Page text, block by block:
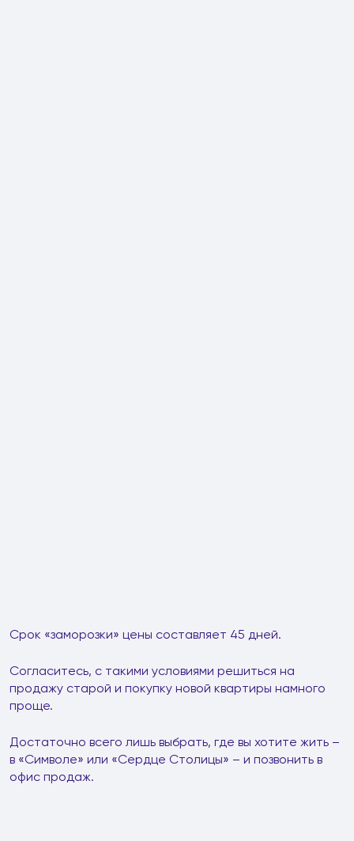
Срок «заморозки» цены составляет 45 дней.
Согласитесь, с такими условиями решиться на
продажу старой и покупку новой квартиры намного
проще.
Достаточно всего лишь выбрать, где вы хотите жить –
в «Символе» или «Сердце Столицы» – и позвонить в
офис продаж.